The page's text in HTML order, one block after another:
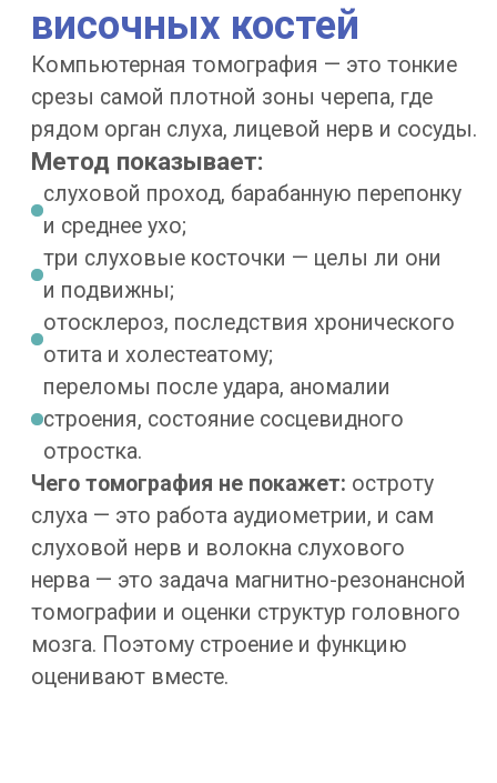
Проверьте слух
и найдите
причину.
Оставьте заявку — врач уточнит
жалобы, поможет найти источник
и подскажет, что нужно: приём,
аудиометрия, КТ или магнитно-
резонансная томография. Снимок
покажет слуховые косточки,
среднее ухо и сосцевидный
отросток — то, что не видно при
осмотре.